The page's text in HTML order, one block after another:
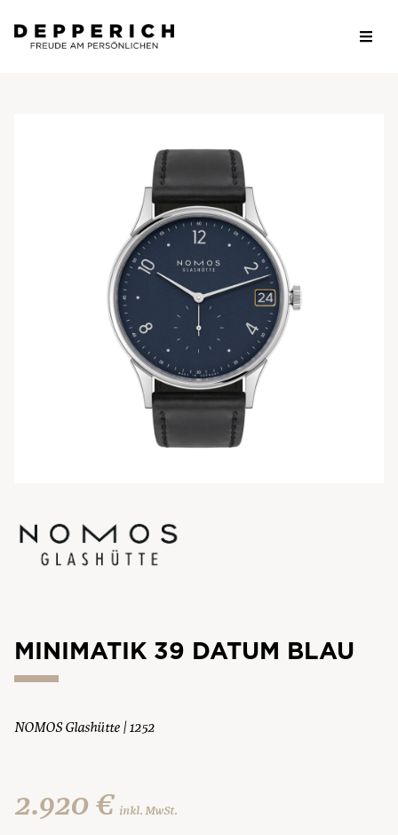
MINIMATIK 39 DATUM BLAU
NOMOS Glashütte | 1252
2.920 € inkl. MwSt.